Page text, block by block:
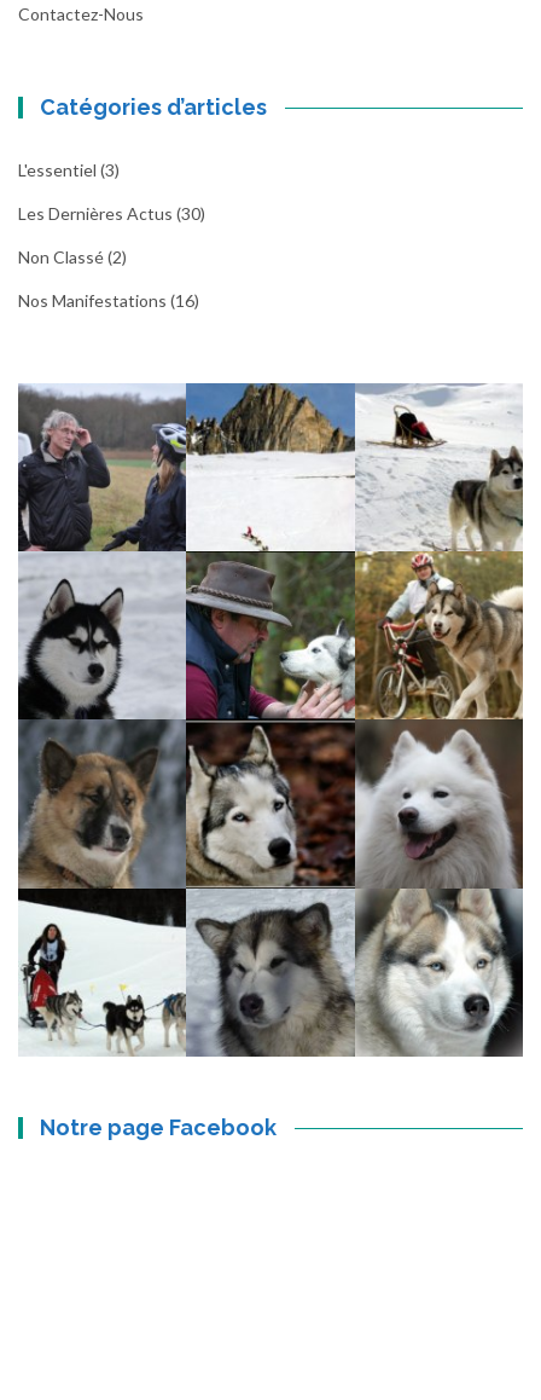
Contactez-Nous
Catégories d’articles
L'essentiel (3)
Les Dernières Actus (30)
Non Classé(2)
Nos Manifestations (16)
Notre page Facebook